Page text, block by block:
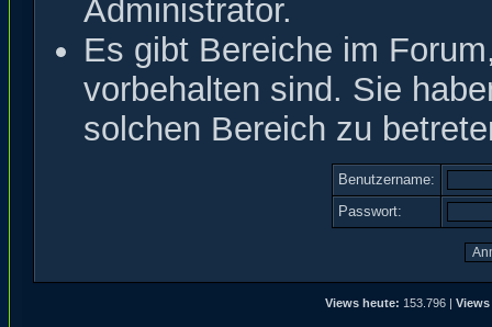
Administrator.
Es gibt Bereiche im
vorbehalten sind. Sie
solchen Bereich zu
Benutzername:
Passwort:
Views heute: 153.796 |